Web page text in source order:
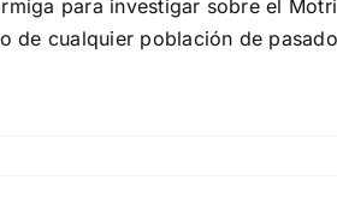
para investigar sobre el
de cualquier población de